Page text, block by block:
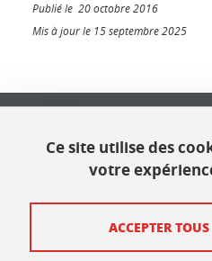
Publié le 20 octobre 2016
Mis à jour le 15 septembre 2025
621 avenue Centrale
38400 Saint Martin d'Hères
Plan du site
Ce site utilise des
votre
ACCEPTER